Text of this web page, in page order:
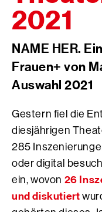
2021
NAME HER.
Frauen+ von
Auswahl 2021
Gestern fiel die
diesjährigen
285
oder digital
ein, wovon 26
und diskutiert